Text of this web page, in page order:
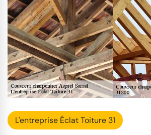
L'entreprise Éclat Toiture 31